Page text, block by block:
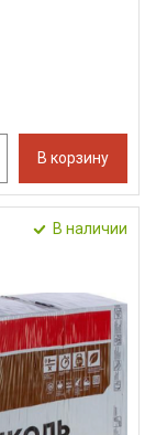
В корзину
В наличии